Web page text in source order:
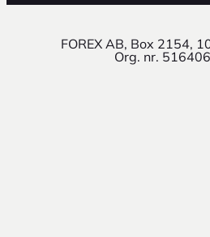
FOREX AB, Box 2154,
Org. nr.